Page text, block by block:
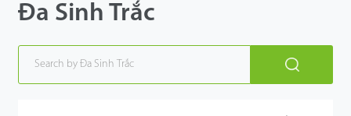
Đa Sinh Trắc